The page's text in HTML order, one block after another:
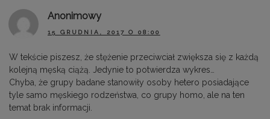
Anonimowy
15 GRUDNIA, 2017 O 08:00
W tekście piszesz, że stężenie przeciwciał zwiększa się z każdą
kolejną męską ciążą. Jedynie to potwierdza wykres…
Chyba, że grupy badane stanowiły osoby hetero posiadające
tyle samo męskiego rodzeństwa, co grupy homo, ale na ten
temat brak informacji.